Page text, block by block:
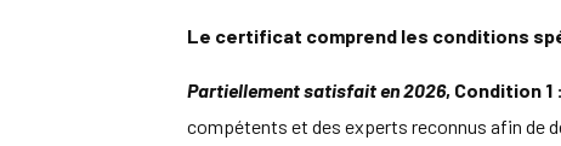
Le certificat comprend les conditions
Partiellement satisfait en 2026, Condition 1 :
compétents et des experts reconnus afin de